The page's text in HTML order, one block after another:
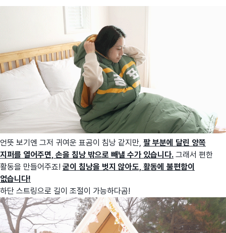
언뜻 보기엔 그저 귀여운 표곰이 침낭 같지만, 팔 부분에 달린 양쪽
지퍼를 열어주면, 손을 침낭 밖으로 빼낼 수가 있습니다. 그래서 편한
활동을 만들어주죠! 굳이 침낭을 벗지 않아도, 활동에 불편함이
없습니다!
하단 스트링으로 길이 조절이 가능하다곰!